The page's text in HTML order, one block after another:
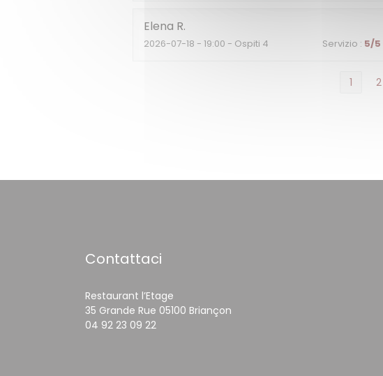
Elena R
2026-07-18 - 19:00 - Ospiti 4 Servizio : 5/5
1 2
Contattaci
Restaurant l’Etage
35 Grande Rue 05100 Briançon
04 92 23 09 22